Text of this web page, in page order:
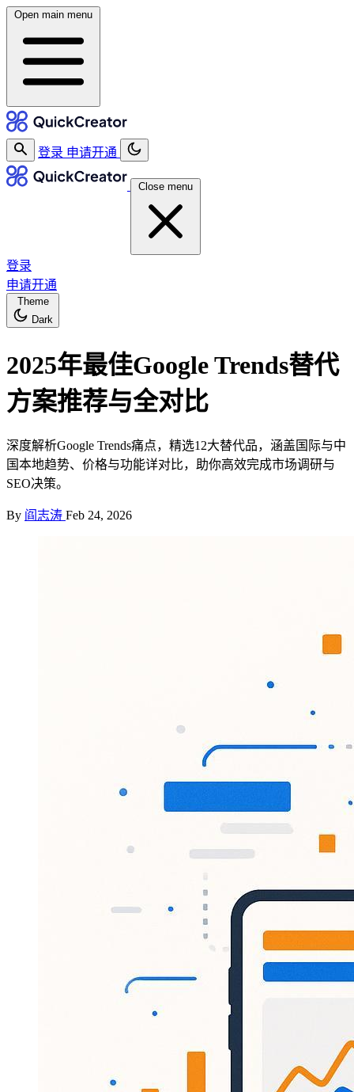
Open main menu
登录 申请开通
Close menu
登录
申请开通
Theme
Dark
2025年最佳Google Trends替代
方案推荐与全对比
深度解析Google Trends痛点，精选12大替代品，涵盖国际与中
国本地趋势、价格与功能详对比，助你高效完成市场调研与
SEO决策。
By 阎志涛 Feb 24, 2026